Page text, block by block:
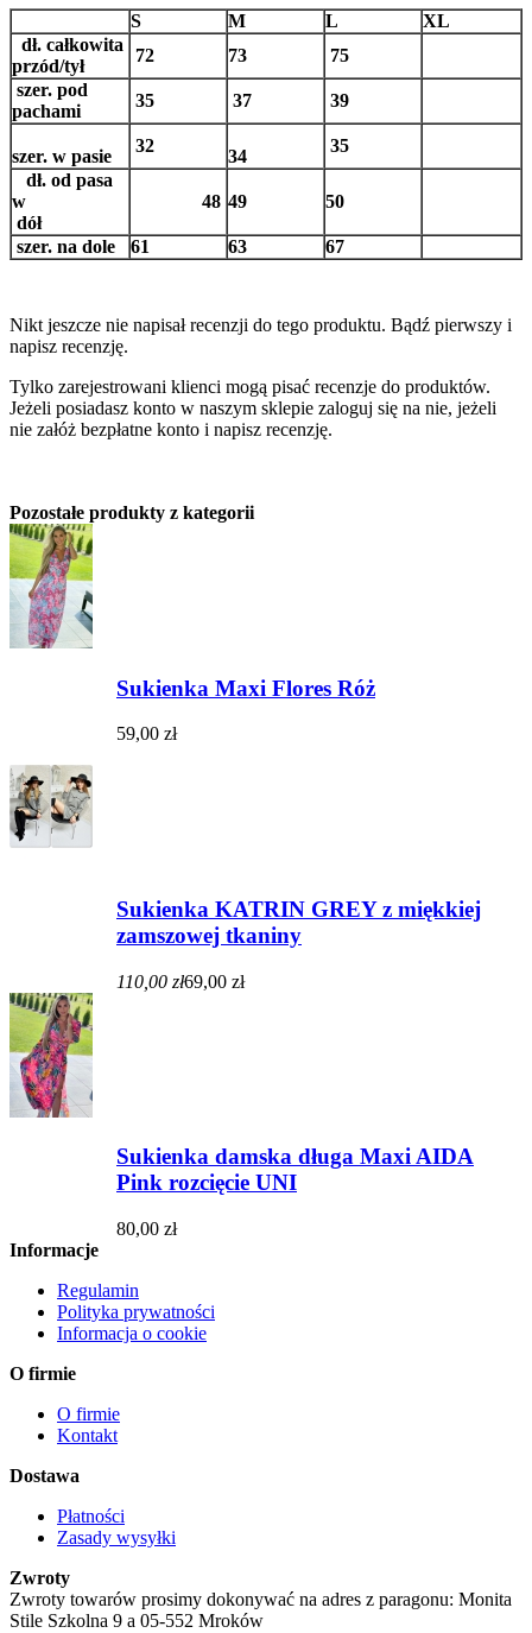
S M L
XL
dł. całkowita
przód/tył
72 73
75
szer. pod
pachami
35 37 39
szer. w pasie
32
34
35
dł. od pasa
w
dół
48 49 50
szer. na dole 61 63 67
Nikt jeszcze nie napisał recenzji do tego produktu. Bądź pierwszy i
napisz recenzję.
Tylko zarejestrowani klienci mogą pisać recenzje do produktów.
Jeżeli posiadasz konto w naszym sklepie zaloguj się na nie, jeżeli
nie załóż bezpłatne konto i napisz recenzję.
Pozostałe produkty z kategorii
Sukienka Maxi Flores Róż
59,00 zł
Sukienka KATRIN GREY z miękkiej
zamszowej tkaniny
110,00 zł69,00 zł
Sukienka damska długa Maxi AIDA
Pink rozcięcie UNI
80,00 zł
Informacje
Regulamin
Polityka prywatności
Informacja o cookie
O firmie
O firmie
Kontakt
Dostawa
Płatności
Zasady wysyłki
Zwroty
Zwroty towarów prosimy dokonywać na adres z paragonu: Monita
Stile Szkolna 9 a 05-552 Mroków